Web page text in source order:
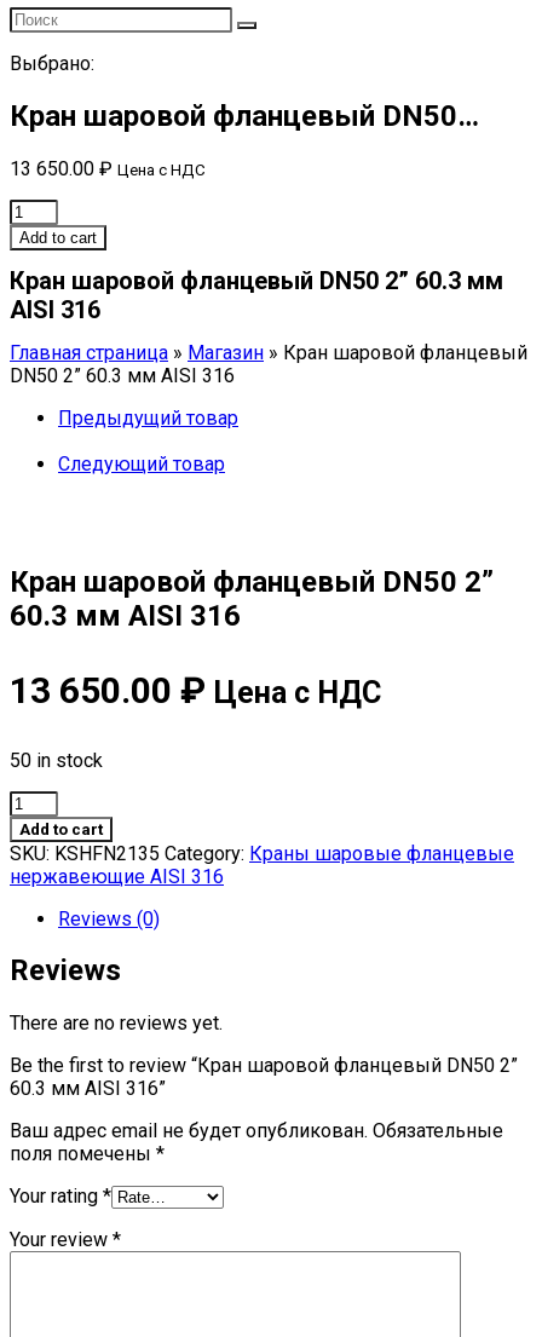
Выбрано:
Кран шаровой фланцевый DN50…
13 650.00 ₽ Цена с НДС
Кран
шаровой
фланцевый
DN50
2''
60.3
мм
AISI
quantity
Add to cart
Кран шаровой фланцевый DN50 2” 60.3 мм
AISI 316
Главная страница » Магазин » Кран шаровой фланцевый
DN50 2” 60.3 мм AISI 316
Предыдущий товар
Следующий товар
Кран шаровой фланцевый DN50 2”
60.3 мм AISI 316
13 650.00 ₽ Цена с НДС
50 in stock
Кран
шаровой
фланцевый
DN50
2''
60.3
AISI
316
Add to cart
SKU: KSHFN2135 Category: Краны шаровые фланцевые
нержавеющие AISI 316
Reviews (0)
Reviews
There are no reviews yet.
Be the first to review “Кран шаровой фланцевый DN50 2”
60.3 мм AISI 316”
Ваш адрес email не будет опубликован. Обязательные
поля помечены *
Your rating *
Your review *